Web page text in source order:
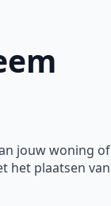
jouw woning
het plaatsen